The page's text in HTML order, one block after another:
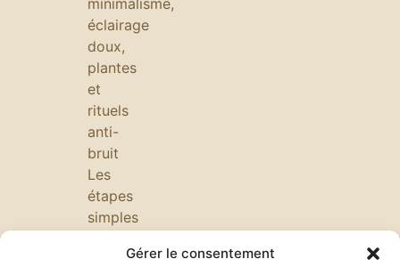
Gérer le consentement
minimalisme,
éclairage
doux,
plantes
et
rituels
anti-
bruit
Les
étapes
simples
préparer